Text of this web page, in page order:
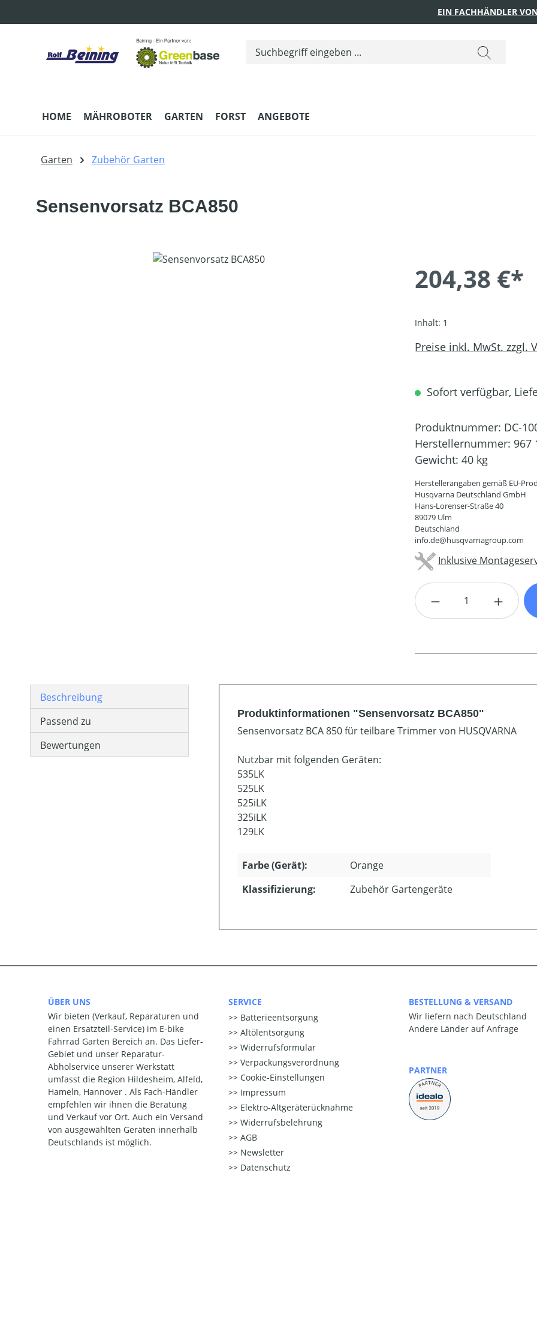
EIN FACHHÄNDLER
HOME MÄHROBOTER GARTEN FORST ANGEBOTE
Garten Zubehör Garten
Sensenvorsatz BCA850
204,38 €*
Inhalt: 1
Preise inkl. MwSt. zzgl.
Sofort verfügbar,
Produktnummer: DC-
Herstellernummer: 967
Gewicht: 40 kg
Herstellerangaben gemäß EU-
Husqvarna Deutschland GmbH
Hans-Lorenser-Straße 40
89079 Ulm
Deutschland
info.de@husqvarnagroup.com
Inklusive
Produkt Anzahl:
Beschreibung
Passend zu
Bewertungen
Produktinformationen "Sensenvorsatz BCA850"
Sensenvorsatz BCA 850 für teilbare Trimmer von HUSQVARNA
Nutzbar mit folgenden Geräten:
535LK
525LK
525iLK
325iLK
129LK
Farbe (Gerät):
Orange
Klassifizierung:
Zubehör Gartengeräte
ÜBER UNS
Wir bieten (Verkauf, Reparaturen und
einen Ersatzteil-Service) im E-bike
Fahrrad Garten Bereich an. Das Liefer-
Gebiet und unser Reparatur-
Abholservice unserer Werkstatt
umfasst die Region Hildesheim, Alfeld,
Hameln, Hannover . Als Fach-Händler
empfehlen wir ihnen die Beratung
und Verkauf vor Ort. Auch ein Versand
von ausgewählten Geräten innerhalb
Deutschlands ist möglich.
SERVICE
Batterieentsorgung
Altölentsorgung
Widerrufsformular
Verpackungsverordnung
Cookie-Einstellungen
Impressum
Elektro-Altgeräterücknahme
Widerrufsbelehrung
AGB
Newsletter
Datenschutz
BESTELLUNG & VERSAND
Wir liefern nach Deutschland
Andere Länder auf Anfrage
PARTNER